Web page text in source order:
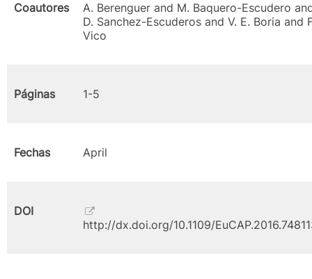
Coautores
A. Berenguer and M. Baquero-Escudero
D. Sanchez-Escuderos and V. E. Boria and
Vico
Páginas 1-5
Fechas April
DOI
http://dx.doi.org/10.1109/